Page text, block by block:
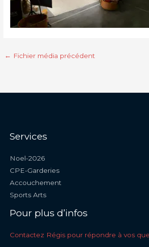
← Fichier média précédent
Services
Noel-2026
CPE-Garderies
Accouchement
Sports Arts
Pour plus d’infos
Contactez Régis pour répondre à vos